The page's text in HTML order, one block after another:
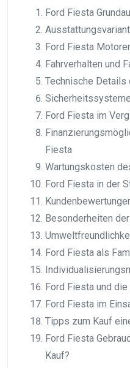
Ford Fiesta
Ford Fiesta
Fahrverhalten und
Technische
Ford Fiesta im
Fiesta
Wartungskosten
Ford Fiesta in der
Besonderheiten
Ford Fiesta als
Ford Fiesta und
Ford Fiesta im
Tipps zum Kauf
Ford Fiesta
Kauf?